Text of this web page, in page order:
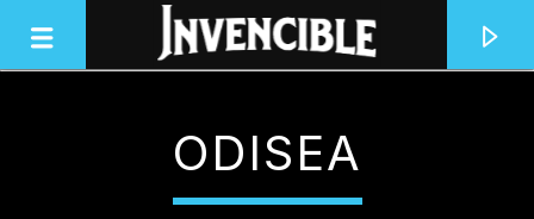
INVENCIBLE RADIO
JUNTOS SOMOS INVENCIBLES
ODISEA